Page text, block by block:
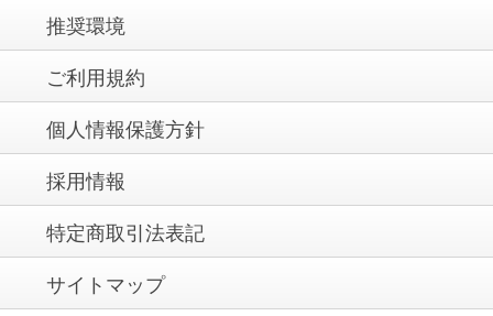
推奨環境
ご利用規約
個人情報保護方針
採用情報
特定商取引法表記
サイトマップ